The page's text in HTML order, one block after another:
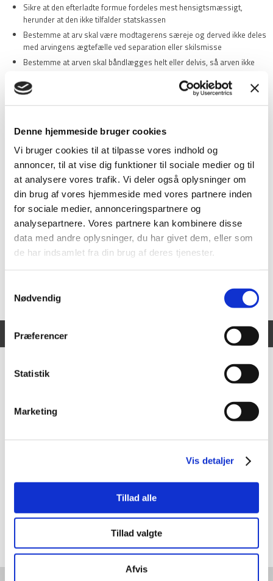
Denne hjemmeside bruger cookies
Vi bruger cookies til at tilpasse vores indhold og
annoncer, til at vise dig funktioner til sociale medier og til
at analysere vores trafik. Vi deler også oplysninger om
din brug af vores hjemmeside med vores partnere inden
for sociale medier, annonceringspartnere og
analysepartnere. Vores partnere kan kombinere disse
data med andre oplysninger, du har givet dem, eller som
de har indsamlet fra din brug af deres tjenester.
Nødvendig
Præferencer
Statistik
Marketing
Vis detaljer
Tillad alle
Tillad valgte
Afvis
Sikre at den efterladte formue fordeles mest hensigtsmæssigt,
herunder at den ikke tilfalder statskassen
Bestemme at arv skal være modtagerens særeje og derved ikke deles
med arvingens ægtefælle ved separation eller skilsmisse
Bestemme at arven skal båndlægges helt eller delvis, så arven ikke
Give en eller flere arvinger fortrinsret til bestemte indbogenstande
forhindre varige uoverensstemmelser mellem arvinger​
Skræddersyet ægtepagt
​Ved indgåelsen af et ægteskab har man fælleseje, med mindre der
udarbejdes en ægtepagt. En ægtepagt kan udformes nøjagtig, som I
ønsker, og I bestemmer derfor selv værdifordelingen.
Ønsker I at ændre en eksisterende ægtepagt, kan vi også bistå med at
udarbejde en ny.
Vi er en del af følgende samarbejde: